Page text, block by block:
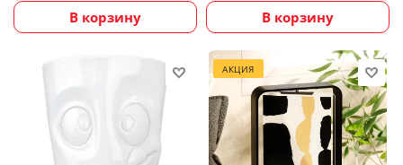
В корзину В корзину
АКЦИЯ